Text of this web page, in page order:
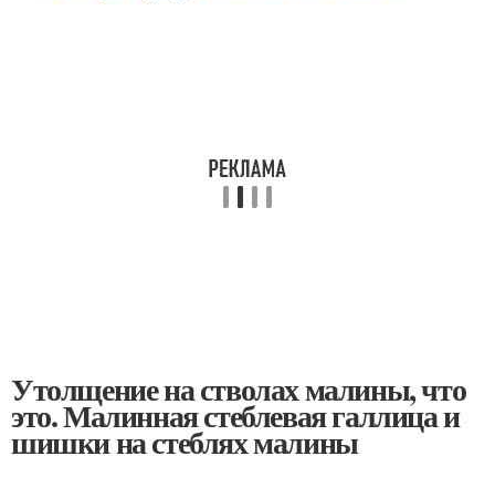
Утолщение на стволах малины, что
это. Малинная стеблевая галлица и
шишки на стеблях малины